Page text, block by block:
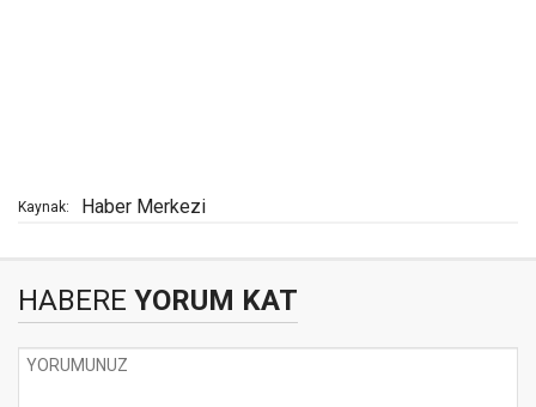
Kaynak: Haber Merkezi
HABERE YORUM KAT